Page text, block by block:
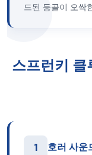
드된 등골이 오싹
스프런키 클
1 호러 사운